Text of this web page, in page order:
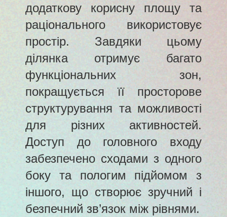
додаткову корисну площу та
раціонального використовує
простір. Завдяки цьому
ділянка отримує багато
функціональних зон,
покращується її просторове
структурування та можливості
для різних активностей.
Доступ до головного входу
забезпечено сходами з одного
боку та пологим підйомом з
іншого, що створює зручний і
безпечний зв’язок між рівнями.